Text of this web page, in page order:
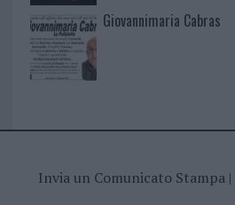
Giovannimaria Cabras
Invia un Comunicato Stampa|